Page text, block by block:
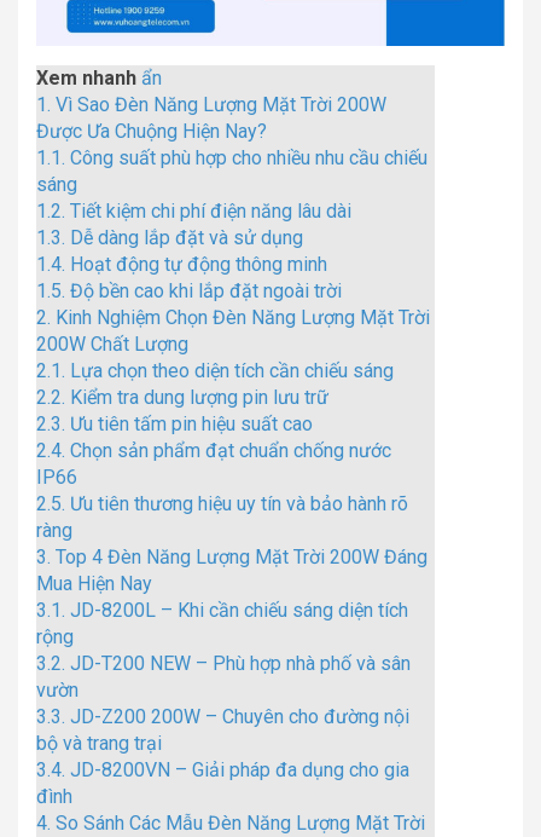
Xem nhanh ẩn
1. Vì Sao Đèn Năng Lượng Mặt Trời 200W
Được Ưa Chuộng Hiện Nay?
1.1. Công suất phù hợp cho nhiều nhu cầu chiếu
sáng
1.2. Tiết kiệm chi phí điện năng lâu dài
1.3. Dễ dàng lắp đặt và sử dụng
1.4. Hoạt động tự động thông minh
1.5. Độ bền cao khi lắp đặt ngoài trời
2. Kinh Nghiệm Chọn Đèn Năng Lượng Mặt Trời
200W Chất Lượng
2.1. Lựa chọn theo diện tích cần chiếu sáng
2.2. Kiểm tra dung lượng pin lưu trữ
2.3. Ưu tiên tấm pin hiệu suất cao
2.4. Chọn sản phẩm đạt chuẩn chống nước
IP66
2.5. Ưu tiên thương hiệu uy tín và bảo hành rõ
ràng
3. Top 4 Đèn Năng Lượng Mặt Trời 200W Đáng
Mua Hiện Nay
3.1. JD-8200L – Khi cần chiếu sáng diện tích
rộng
3.2. JD-T200 NEW – Phù hợp nhà phố và sân
vườn
3.3. JD-Z200 200W – Chuyên cho đường nội
bộ và trang trại
3.4. JD-8200VN – Giải pháp đa dụng cho gia
đình
4. So Sánh Các Mẫu Đèn Năng Lượng Mặt Trời